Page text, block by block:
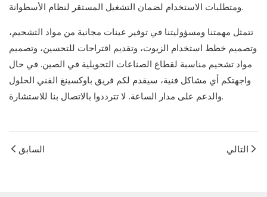
ومتطلبات الاستخدام لضمان التشغيل المستقر لنظام الأسطوانة.
تتمثل مهمتنا ومسؤوليتنا في توفير عينات مجانية من مواد التشحيم،
وتصميم خطط استخدام الزيوت، وتقديم اقتراحات للتحسين، وتصميم
مواد تشحيم مناسبة لقطاع الصناعات التحويلية في الصين. في حال
واجهتكم أي مشاكل فنية، سيقدم لكم فريق باوكسينغ الفني الحلول
والدعم على مدار الساعة. لا تترددوا بالاتصال بنا للاستشارة.
السابق التالي